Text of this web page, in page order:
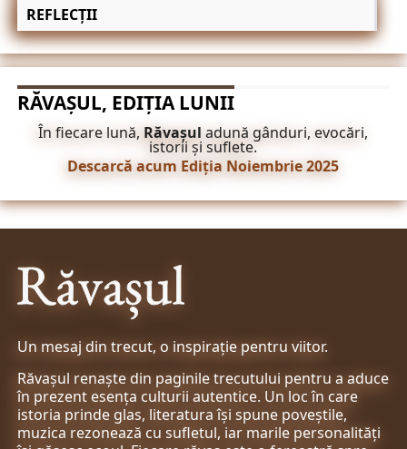
REFLECȚII
RĂVAȘUL, EDIȚIA LUNII
În fiecare lună, Răvașul adună gânduri, evocări,
istorii și suflete.
Descarcă acum Ediția Noiembrie 2025
Un mesaj din trecut, o inspirație pentru viitor.
Răvașul renaște din paginile trecutului pentru a aduce
în prezent esența culturii autentice. Un loc în care
istoria prinde glas, literatura își spune poveștile,
muzica rezonează cu sufletul, iar marile personalități